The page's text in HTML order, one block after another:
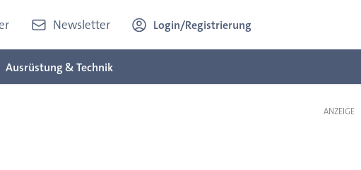
Newsletter Login/Registrierung
Ausrüstung & Technik
ANZEIGE